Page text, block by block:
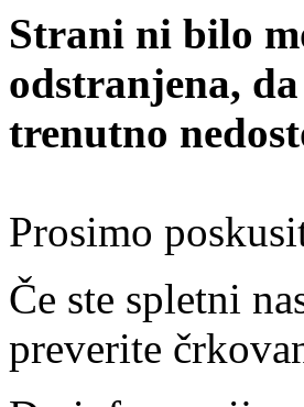
Strani ni bilo
odstranjena,
trenutno
Prosimo
Če ste spletni
preverite